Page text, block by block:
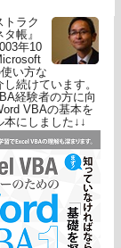
トラク
帳』
年10
い方な
し続けています。
経験者の方に向
VBAの基本を
本にしました↓↓